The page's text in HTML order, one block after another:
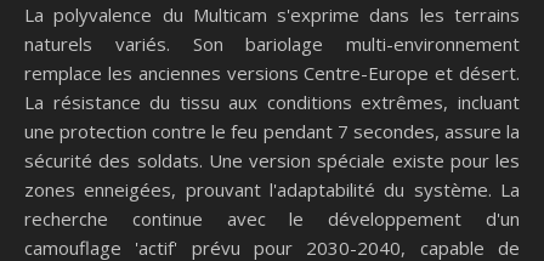
La polyvalence du Multicam s'exprime dans les terrains
naturels variés. Son bariolage multi-environnement
remplace les anciennes versions Centre-Europe et désert.
La résistance du tissu aux conditions extrêmes, incluant
une protection contre le feu pendant 7 secondes, assure la
sécurité des soldats. Une version spéciale existe pour les
zones enneigées, prouvant l'adaptabilité du système. La
recherche continue avec le développement d'un
camouflage 'actif' prévu pour 2030-2040, capable de